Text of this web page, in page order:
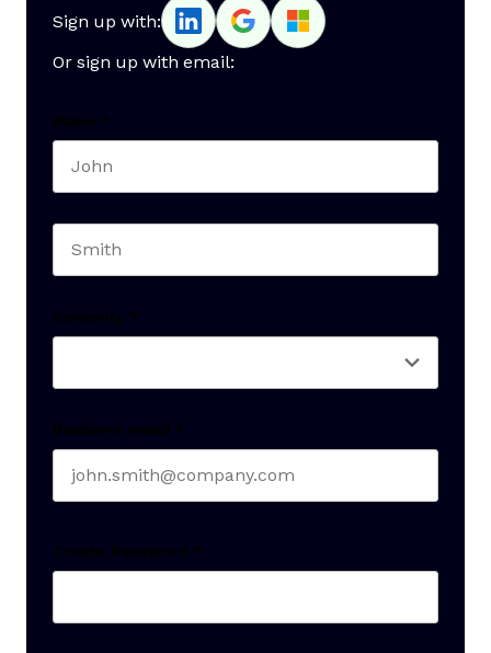
Sign up with:
Or sign up with email:
Name *
Seniority *
Business email *
Create Password *